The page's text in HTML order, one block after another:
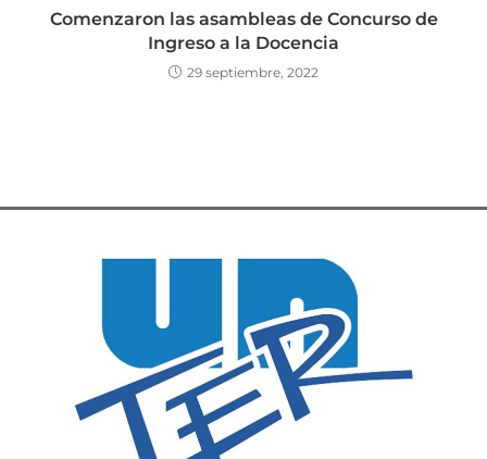
Comenzaron las asambleas de Concurso de
Ingreso a la Docencia
29 septiembre, 2022